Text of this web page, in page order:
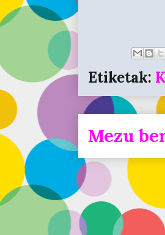
Etiketak:
Mezu